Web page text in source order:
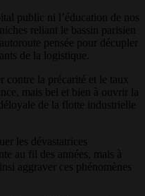
public ni l’éducation de nos
reliant le bassin parisien
pensée pour décupler
de la logistique.
contre la précarité et le taux
mais bel et bien à ouvrir la
de la flotte industrielle
les dévastatrices
au fil des années, mais à
aggraver ces phénomènes